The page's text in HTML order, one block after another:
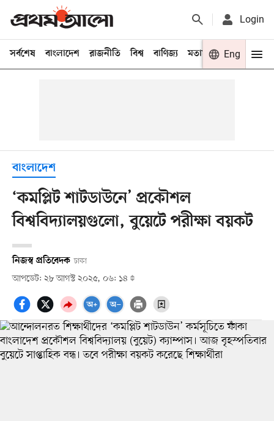
Login
সর্বশেষ বাংলাদেশ রাজনীতি বিশ্ব বাণিজ্য মতামত খেলা
Eng
বাংলাদেশ
‘কমপ্লিট শাটডাউনে’ প্রকৌশল
বিশ্ববিদ্যালয়গুলো, বুয়েটে পরীক্ষা বয়কট
নিজস্ব প্রতিবেদক ঢাকা
আপডেট: ২৮ আগস্ট ২০২৫, ০৬: ১৪